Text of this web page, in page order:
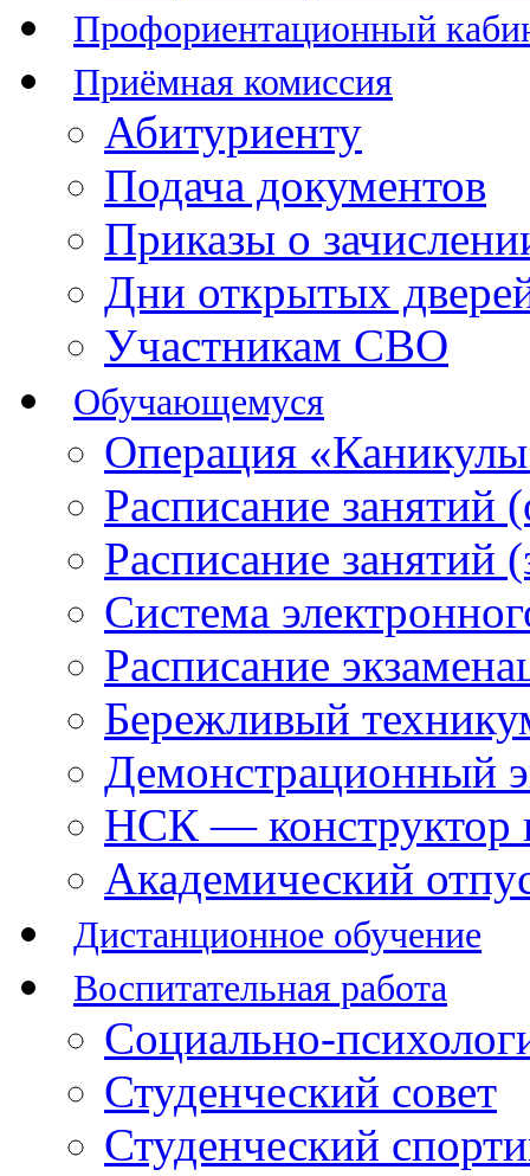
Профориентационный
Приёмная комиссия
Абитуриенту
Подача документов
Приказы о
Дни открытых
Участникам СВО
Обучающемуся
Операция
Расписание занятий
Расписание занятий
Система
Расписание
Бережливый
Демонстрационный
НСК — конструктор
Академический
Дистанционное обучение
Воспитательная работа
Социально-
Студенческий совет
Студенческий